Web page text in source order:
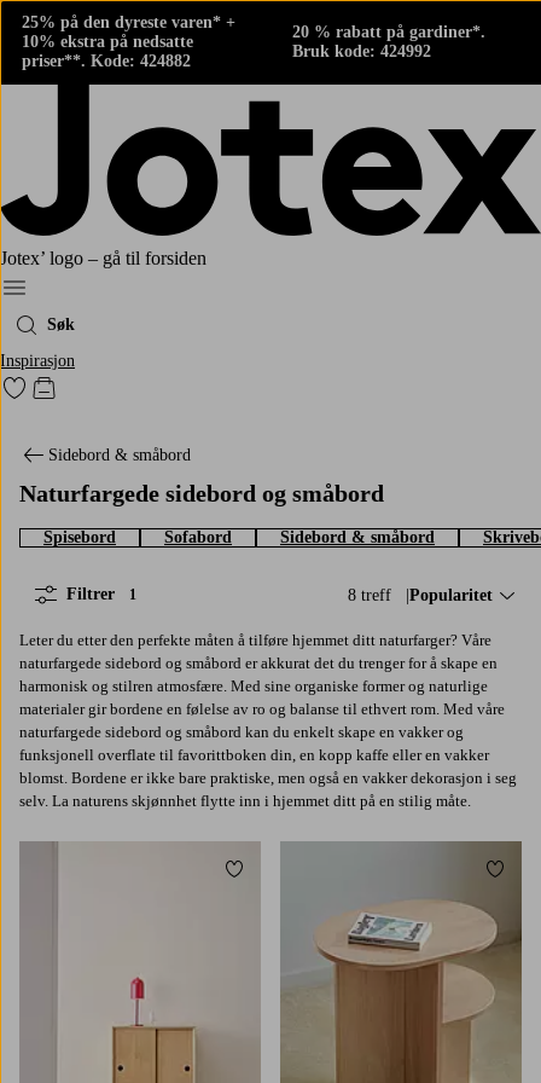
25% på den dyreste varen* +
10% ekstra på nedsatte
priser**. Kode: 424882
20 % rabatt på gardiner*.
Bruk kode: 424992
Jotex’ logo – gå til forsiden
Meny
Søk
Inspirasjon
Gå til favorittmerkede produkter
Gå til handlekurven
Sidebord & småbord
Naturfargede sidebord og småbord
Spisebord Sofabord Sidebord & småbord
8 treff Sorter på:
Popularitet
Filtrer 1
Leter du etter den perfekte måten å tilføre hjemmet ditt naturfarger? Våre
naturfargede sidebord og småbord er akkurat det du trenger for å skape en
harmonisk og stilren atmosfære. Med sine organiske former og naturlige
materialer gir bordene en følelse av ro og balanse til ethvert rom. Med våre
naturfargede sidebord og småbord kan du enkelt skape en vakker og
funksjonell overflate til favorittboken din, en kopp kaffe eller en vakker
blomst. Bordene er ikke bare praktiske, men også en vakker dekorasjon i seg
selv. La naturens skjønnhet flytte inn i hjemmet ditt på en stilig måte.
Legg til favoritter Legg